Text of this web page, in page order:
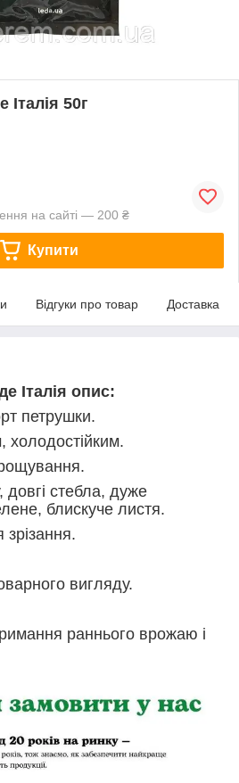
Італія 50г
на сайті — 200 ₴
Купити
Відгуки про товар Доставка
Італія опис:
петрушки.
холодостійким.
довгі стебла, дуже
блискуче листя.
вигляду.
раннього врожаю і